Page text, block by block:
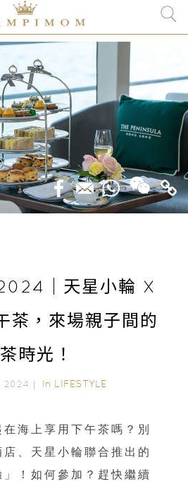
｜天星小輪 X
茶，來場親子間的
時光！
2024｜ In LIFESTYLE
海上享用下午茶嗎？別
、天星小輪聯合推出的
」！如何參加？趕快繼續